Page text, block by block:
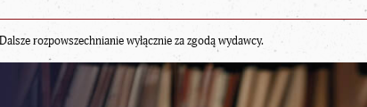
rozpowszechnianie wyłącznie za zgodą wydawcy.